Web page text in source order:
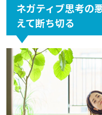
ネガティブ思考の
えて断ち切る